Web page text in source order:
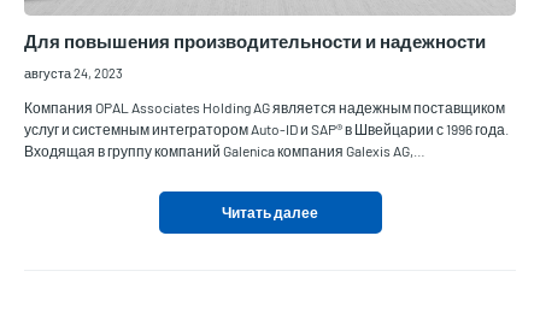
Для повышения производительности и надежности
августа 24, 2023
Компания OPAL Associates Holding AG является надежным поставщиком
услуг и системным интегратором Auto-ID и SAP® в Швейцарии с 1996 года.
Входящая в группу компаний Galenica компания Galexis AG,…
Читать далее